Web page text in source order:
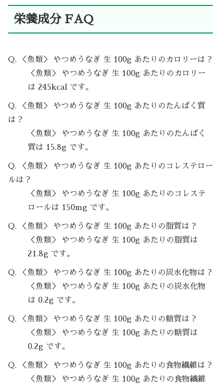
栄養成分 FAQ
Q. ＜魚類＞ やつめうなぎ 生 100g あたりのカロリーは？
＜魚類＞ やつめうなぎ 生 100g あたりのカロリー
は 245kcal です。
Q. ＜魚類＞ やつめうなぎ 生 100g あたりのたんぱく質
は？
＜魚類＞ やつめうなぎ 生 100g あたりのたんぱく
質は 15.8g です。
Q. ＜魚類＞ やつめうなぎ 生 100g あたりのコレステロー
ルは？
＜魚類＞ やつめうなぎ 生 100g あたりのコレステ
ロールは 150mg です。
Q. ＜魚類＞ やつめうなぎ 生 100g あたりの脂質は？
＜魚類＞ やつめうなぎ 生 100g あたりの脂質は
21.8g です。
Q. ＜魚類＞ やつめうなぎ 生 100g あたりの炭水化物は？
＜魚類＞ やつめうなぎ 生 100g あたりの炭水化物
は 0.2g です。
Q. ＜魚類＞ やつめうなぎ 生 100g あたりの糖質は？
＜魚類＞ やつめうなぎ 生 100g あたりの糖質は
0.2g です。
Q. ＜魚類＞ やつめうなぎ 生 100g あたりの食物繊維は？
＜魚類＞ やつめうなぎ 生 100g あたりの食物繊維